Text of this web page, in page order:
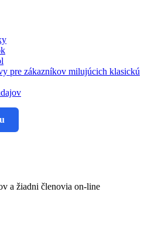
pre zákazníkov milujúcich klasickú
a žiadni členovia on-line